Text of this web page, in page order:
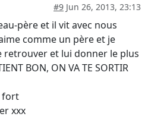
#9 Jun 26, 2013, 23:13
père et il vit avec nous
comme un père et je
et lui donner le plus
BON, ON VA TE SORTIR
fort
xxx